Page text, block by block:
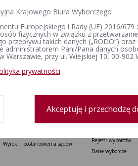
Konstytucja Rzeczypospolitej Polskiej​
Ustawa o partiach politycznych
Wyroki i postanowienia sądów
Wybory
Rejestr wyborców
Dane wyborcze
Krajowego Biura Wyborczego
Europejskiego i Rady (UE) 2016/679
fizycznych w związku z
przepływu takich danych („RODO”) oraz
administratorem Pani/Pana danych
Warszawie, przy ul. Wiejskiej 10, 00-902
prywatności
Akceptuję i przechodzę